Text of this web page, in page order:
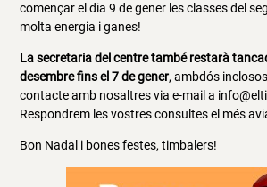
començar el dia 9 de gener les classes del
molta energia i ganes!
La secretaria del centre també restarà
desembre fins el 7 de gener, ambdós
contacte amb nosaltres via e-mail a
Respondrem les vostres consultes el més
Bon Nadal i bones festes, timbalers!